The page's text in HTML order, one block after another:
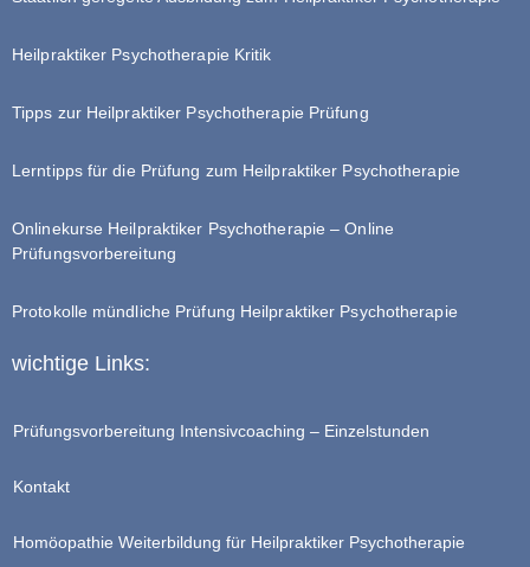
Heilpraktiker Psychotherapie Kritik
Tipps zur Heilpraktiker Psychotherapie Prüfung
Lerntipps für die Prüfung zum Heilpraktiker Psychotherapie
Onlinekurse Heilpraktiker Psychotherapie – Online
Prüfungsvorbereitung
Protokolle mündliche Prüfung Heilpraktiker Psychotherapie
wichtige Links:
Prüfungsvorbereitung Intensivcoaching – Einzelstunden
Kontakt
Homöopathie Weiterbildung für Heilpraktiker Psychotherapie